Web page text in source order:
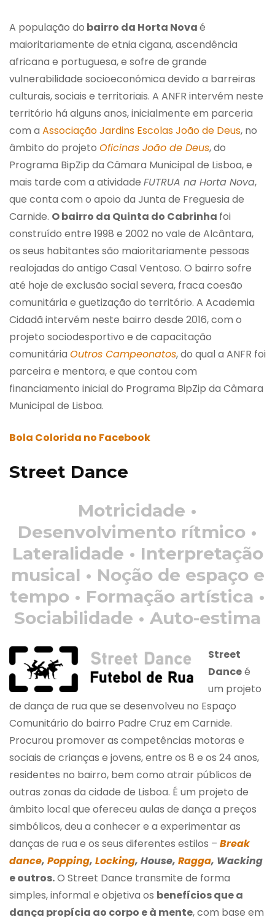
A população do bairro da Horta Novaé
maioritariamente de etnia cigana, ascendência
africana e portuguesa, e sofre de grande
vulnerabilidade socioeconómica devido a barreiras
culturais, sociais e territoriais. A ANFR intervém neste
território há alguns anos, inicialmente em parceria
com a Associação Jardins Escolas João de Deus, no
âmbito do projeto Oficinas João de Deus, do
Programa BipZip da Câmara Municipal de Lisboa, e
mais tarde com a atividade FUTRUA na Horta Nova,
que conta com o apoio da Junta de Freguesia de
Carnide. O bairro da Quinta do Cabrinha foi
construído entre 1998 e 2002 no vale de Alcântara,
os seus habitantes são maioritariamente pessoas
realojadas do antigo Casal Ventoso. O bairro sofre
até hoje de exclusão social severa, fraca coesão
comunitária e guetização do território. A Academia
Cidadã intervém neste bairro desde 2016, com o
projeto sociodesportivo e de capacitação
comunitária Outros Campeonatos, do qual a ANFR foi
parceira e mentora, e que contou com
financiamento inicial do Programa BipZip da Câmara
Municipal de Lisboa.
Bola Colorida no Facebook
Street Dance
Motricidade •
Desenvolvimento rítmico •
Lateralidade • Interpretação
musical • Noção de espaço e
tempo • Formação artística •
Sociabilidade • Auto-estima
Street
Danceé
um projeto
de dança de rua que se desenvolveu no Espaço
Comunitário do bairro Padre Cruz em Carnide.
Procurou promover as competências motoras e
sociais de crianças e jovens, entre os 8 e os 24 anos,
residentes no bairro, bem como atrair públicos de
outras zonas da cidade de Lisboa. É um projeto de
âmbito local que ofereceu aulas de dança a preços
simbólicos, deu a conhecer e a experimentar as
danças de rua e os seus diferentes estilos – Break
dance, Popping, Locking, House, Ragga, Wacking
e outros.O Street Dance transmite de forma
simples, informal e objetiva os benefícios que a
dança propícia ao corpo e à mente, com base em